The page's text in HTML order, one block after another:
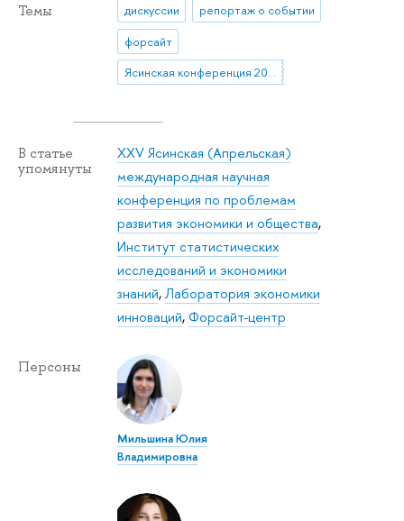
Темы дискуссии
репортаж о событии
форсайт
Ясинская конференция 2025
В статье
упомянуты
XXV Ясинская (Апрельская)
международная научная
конференция по проблемам
развития экономики и общества,
Институт статистических
исследований и экономики
знаний,Лаборатория экономики
инноваций,Форсайт-центр
Персоны
Мильшина Юлия
Владимировна